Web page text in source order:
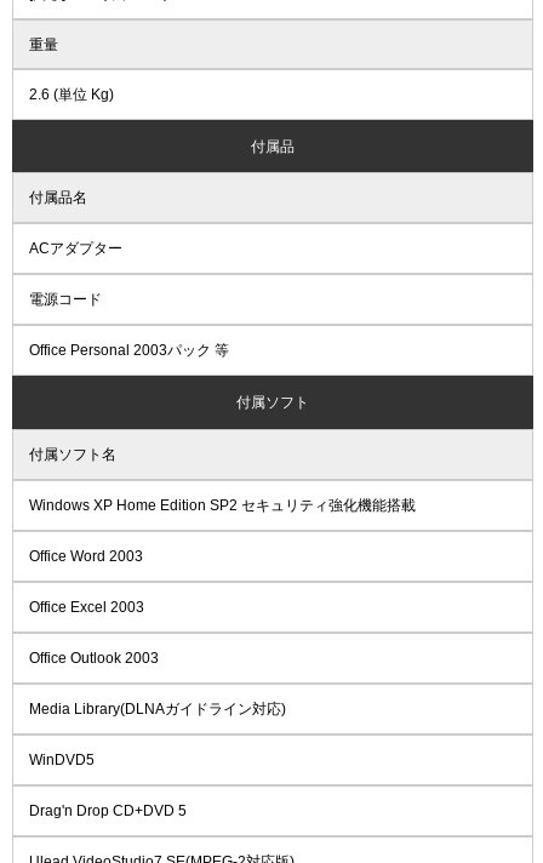
重量
2.6 (単位 Kg)
付属品
付属品名
ACアダプター
電源コード
Office Personal 2003パック 等
付属ソフト
付属ソフト名
Windows XP Home Edition SP2 セキュリティ強化機能搭載
Office Word 2003
Office Excel 2003
Office Outlook 2003
Media Library(DLNAガイドライン対応)
WinDVD5
Drag'n Drop CD+DVD 5